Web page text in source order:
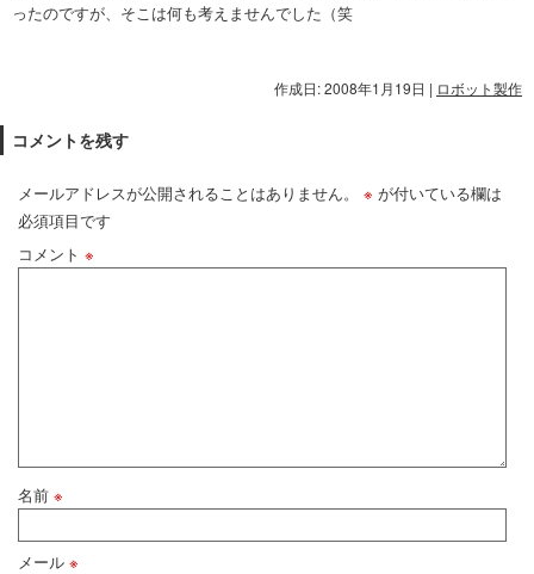
ったのですが、そこは何も考えませんでした（笑
作成日: 2008年1月19日 | ロボット製作
コメントを残す
メールアドレスが公開されることはありません。 ※ が付いている欄は
必須項目です
コメント ※
名前 ※
メール ※